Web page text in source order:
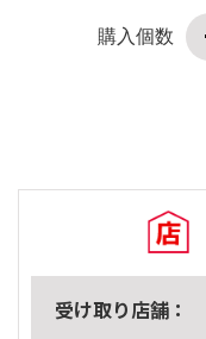
購入個数
受け取り店舗：